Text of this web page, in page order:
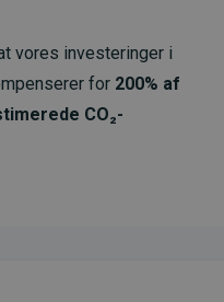
vores investeringer i
for 200% af
CO₂-